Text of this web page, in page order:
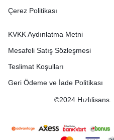
Çerez Politikası
KVKK Aydınlatma Metni
Mesafeli Satış Sözleşmesi
Teslimat Koşulları
Geri Ödeme ve İade Politikası
©2024 Hızlılisans.